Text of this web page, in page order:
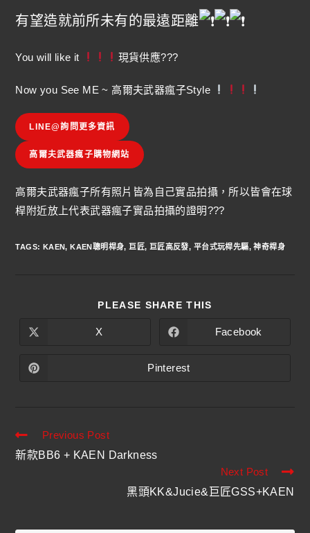
有望造就前所未有的最遠距離
You will like it 現貨供應???
Now you See ME ~ 高爾夫武器瘋子Style
LINE@詢問更多資訊
高爾夫武器瘋子購物網站
高爾夫武器瘋子所有照片皆為自己實品拍攝，所以皆會在球
桿附近放上代表武器瘋子實品拍攝的證明???
TAGS: KAEN, KAEN聰明桿身, 巨匠, 巨匠高反發, 平台式玩桿先驅, 神奇桿身
PLEASE SHARE THIS
X Facebook
Pinterest
Previous Post
新款BB6 + KAEN Darkness
Next Post
黑頭KK&Jucie&巨匠GSS+KAEN